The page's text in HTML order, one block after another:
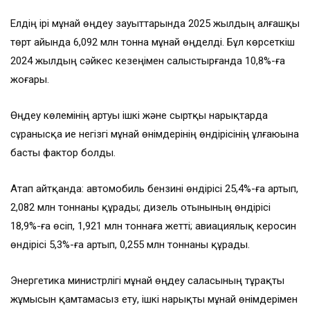
Елдің ірі мұнай өңдеу зауыттарында 2025 жылдың алғашқы
төрт айында 6,092 млн тонна мұнай өңделді. Бұл көрсеткіш
2024 жылдың сәйкес кезеңімен салыстырғанда 10,8%-ға
жоғары.
Өңдеу көлемінің артуы ішкі және сыртқы нарықтарда
сұранысқа ие негізгі мұнай өнімдерінің өндірісінің ұлғаюына
басты фактор болды.
Атап айтқанда: автомобиль бензині өндірісі 25,4%-ға артып,
2,082 млн тоннаны құрады; дизель отынының өндірісі
18,9%-ға өсіп, 1,921 млн тоннаға жетті; авиациялық керосин
өндірісі 5,3%-ға артып, 0,255 млн тоннаны құрады.
Энергетика министрлігі мұнай өңдеу саласының тұрақты
жұмысын қамтамасыз ету, ішкі нарықты мұнай өнімдерімен